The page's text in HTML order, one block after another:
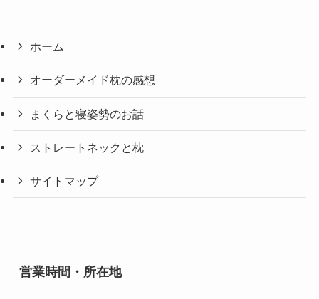
ホーム
オーダーメイド枕の感想
まくらと寝姿勢のお話
ストレートネックと枕
サイトマップ
営業時間・所在地